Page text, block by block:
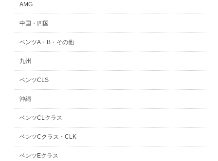
AMG
中国・四国
ベンツA・B・その他
九州
ベンツCLS
沖縄
ベンツCLクラス
ベンツCクラス・CLK
ベンツEクラス